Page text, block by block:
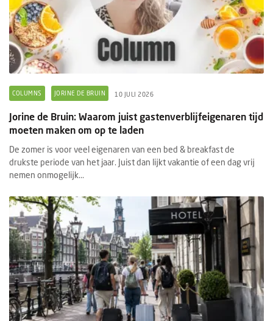
COLUMNS JORINE DE BRUIN 10 JULI 2026
Jorine de Bruin: Waarom juist gastenverblijfeigenaren tijd
moeten maken om op te laden
De zomer is voor veel eigenaren van een bed & breakfast de
drukste periode van het jaar. Juist dan lijkt vakantie of een dag vrij
nemen onmogelijk...